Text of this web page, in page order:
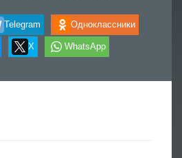
Telegram Одноклассники
X WhatsApp